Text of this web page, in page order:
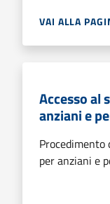
VAI ALLA
Accesso al
anziani e
Procedimento
per anziani e